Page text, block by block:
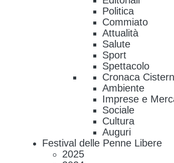
Politica
Commiato
Attualità
Salute
Sport
Spettacolo
Cronaca
Ambiente
Imprese e
Sociale
Cultura
Auguri
Festival delle Penne Libere
2025